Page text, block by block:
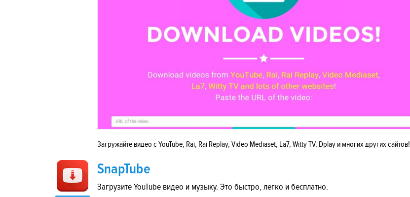
Загружайте видео с YouTube, Rai, Rai Replay, Video Mediaset, La7, Witty TV, Dplay и многих других сайтов!
SnapTube
Загрузите YouTube видео и музыку. Это быстро, легко и бесплатно.